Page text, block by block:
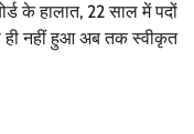
के हालात, 22 साल में पदों
ही नहीं हुआ अब तक स्वीकृत